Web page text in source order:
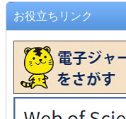
お役立ちリンク